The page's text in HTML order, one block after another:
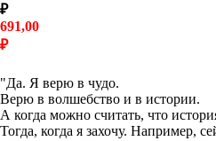
₽
691,00
₽
"Да. Я верю в чудо.
Верю в волшебство и в истории.
А когда можно считать, что
Тогда, когда я захочу. Например,